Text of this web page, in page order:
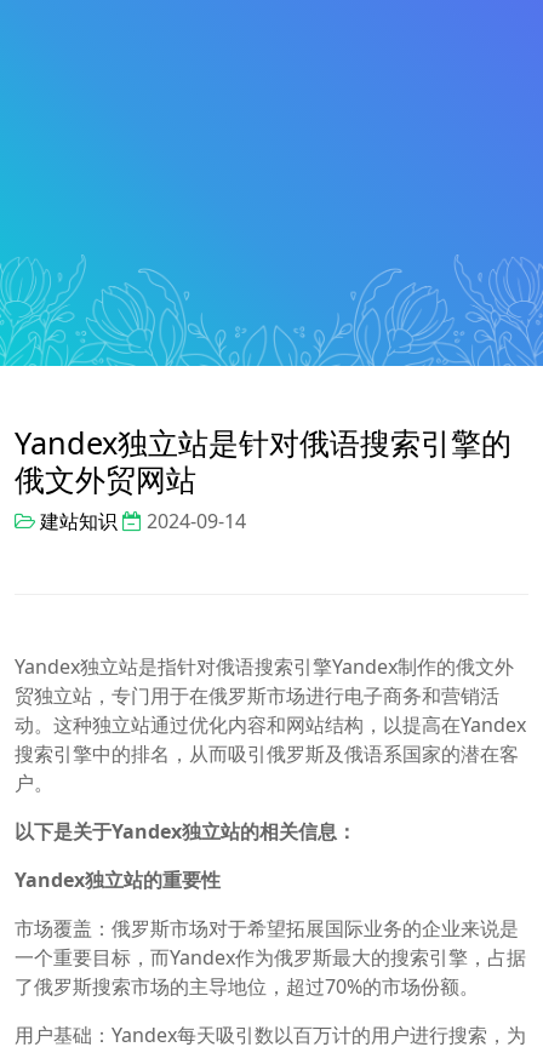
Yandex独立站是针对俄语搜索引擎的
俄文外贸网站
建站知识 2024-09-14
Yandex独立站是指针对俄语搜索引擎Yandex制作的俄文外
贸独立站，专门用于在俄罗斯市场进行电子商务和营销活
动。这种独立站通过优化内容和网站结构，以提高在Yandex
搜索引擎中的排名，从而吸引俄罗斯及俄语系国家的潜在客
户。
以下是关于Yandex独立站的相关信息：
Yandex独立站的重要性
市场覆盖：俄罗斯市场对于希望拓展国际业务的企业来说是
一个重要目标，而Yandex作为俄罗斯最大的搜索引擎，占据
了俄罗斯搜索市场的主导地位，超过70%的市场份额。
用户基础：Yandex每天吸引数以百万计的用户进行搜索，为